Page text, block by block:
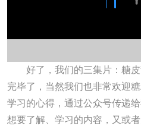
好了，我们的三集片：糖
完毕了，当然我们也非常欢迎
学习的心得，通过公众号传递
想要了解、学习的内容，又或